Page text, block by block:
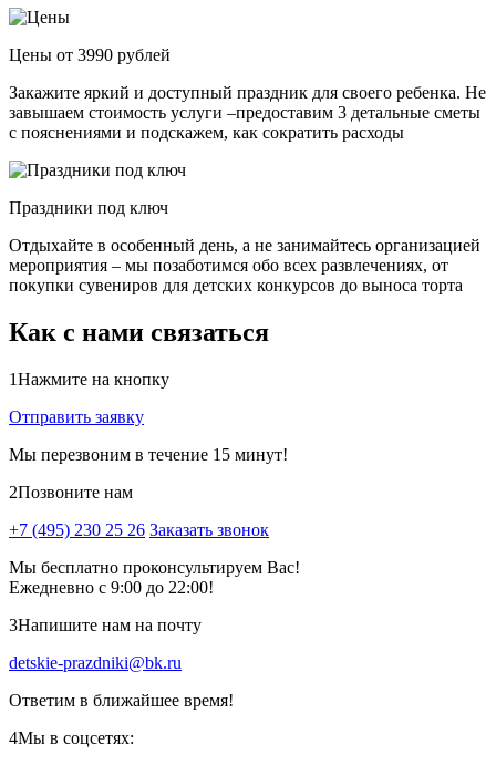
Цены от 3990 рублей
Закажите яркий и доступный праздник для своего ребенка. Не
завышаем стоимость услуги –предоставим 3 детальные сметы
с пояснениями и подскажем, как сократить расходы
Праздники под ключ
Отдыхайте в особенный день, а не занимайтесь организацией
мероприятия – мы позаботимся обо всех развлечениях, от
покупки сувениров для детских конкурсов до выноса торта
Как с нами связаться
1Нажмите на кнопку
Отправить заявку
Мы перезвоним в течение 15 минут!
2Позвоните нам
+7 (495) 230 25 26 Заказать звонок
Мы бесплатно проконсультируем Вас!
Ежедневно с 9:00 до 22:00!
3Напишите нам на почту
detskie-prazdniki@bk.ru
Ответим в ближайшее время!
4Мы в соцсетях: